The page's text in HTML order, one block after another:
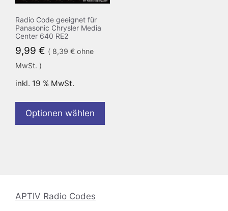
Radio Code geeignet für
Panasonic Chrysler Media
Center 640 RE2
9,99 € ( 8,39 € ohne
MwSt. )
inkl. 19 % MwSt.
Optionen wählen
APTIV Radio Codes